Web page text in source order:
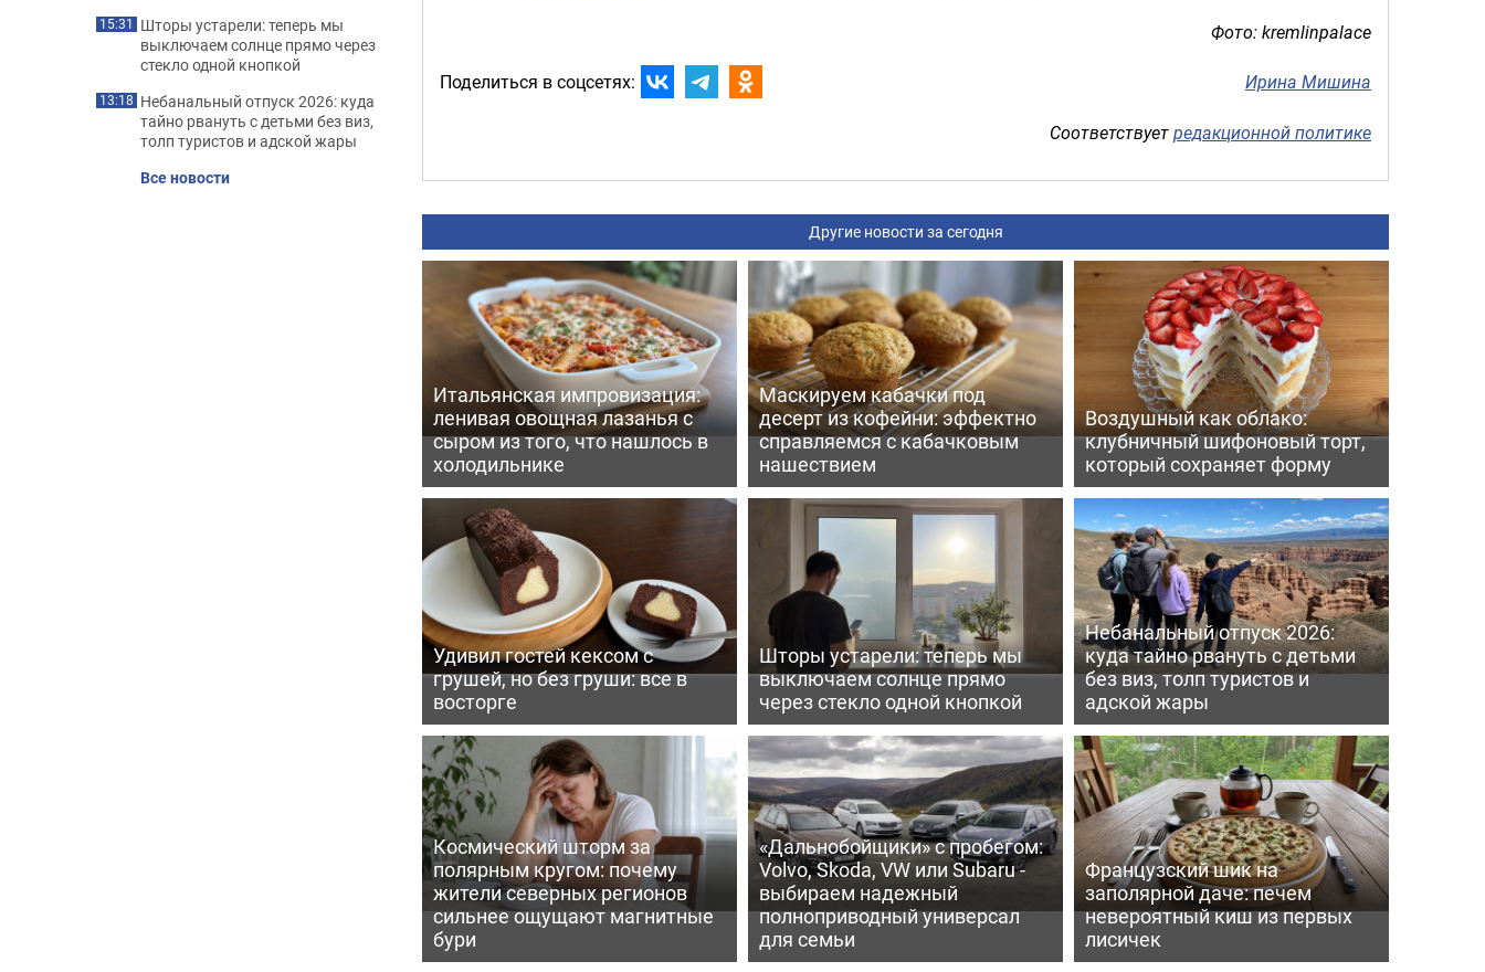
Фото: kremlinpalace
Поделиться в соцсетях: Ирина Мишина
Соответствуетредакционной политике
Другие новости за сегодня
Итальянская импровизация:
ленивая овощная лазанья с
сыром из того, что нашлось в
холодильнике
Маскируем кабачки под
десерт из кофейни: эффектно
справляемся с кабачковым
нашествием
Воздушный как облако:
клубничный шифоновый торт,
который сохраняет форму
Удивил гостей кексом с
грушей, но без груши: все в
восторге
Шторы устарели: теперь мы
выключаем солнце прямо
через стекло одной кнопкой
Небанальный отпуск 2026:
куда тайно рвануть с детьми
без виз, толп туристов и
адской жары
Космический шторм за
полярным кругом: почему
жители северных регионов
сильнее ощущают магнитные
бури
«Дальнобойщики» с пробегом:
Volvo, Skoda, VW или Subaru -
выбираем надежный
полноприводный универсал
для семьи
Французский шик на
заполярной даче: печем
невероятный киш из первых
лисичек
15:31 Шторы устарели: теперь мы
выключаем солнце прямо через
стекло одной кнопкой
13:18 Небанальный отпуск 2026: куда
тайно рвануть с детьми без виз,
толп туристов и адской жары
Все новости